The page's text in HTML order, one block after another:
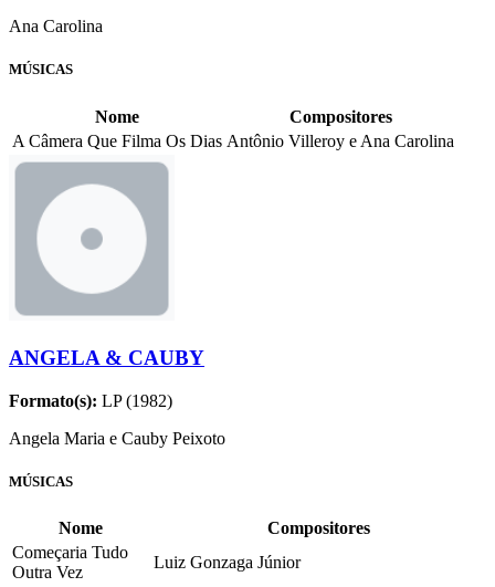
Ana Carolina
MÚSICAS
Nome
Compositores
A Câmera Que Filma Os Dias Antônio Villeroy e Ana Carolina
ANGELA & CAUBY
Formato(s): LP (1982)
Angela Maria e Cauby Peixoto
MÚSICAS
Nome
Compositores
Começaria Tudo
Outra Vez
Luiz Gonzaga Júnior